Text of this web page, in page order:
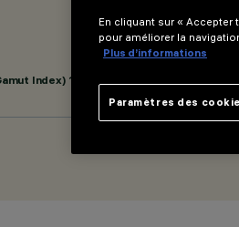
Index) 102
En cliquant sur «
pour améliorer la
Plus d’informations
Paramètres des